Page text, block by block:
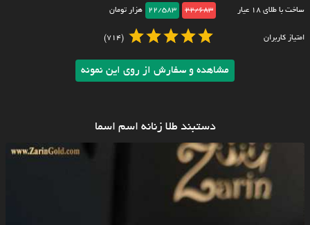
ساخت با طلای ۱۸ عیار 22/683
22/583 هزار تومان
امتیاز کاربران (714)
مشاهده و سفارش از روی این نمونه
دستبند طلا زنانه اسم اسما